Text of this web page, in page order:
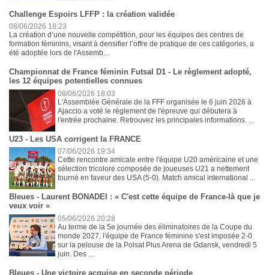
Challenge Espoirs LFFP : la création validée
08/06/2026 18:23
La création d’une nouvelle compétition, pour les équipes des centres de
formation féminins, visant à densifier l’offre de pratique de ces catégories, a
été adoptée lors de l'Assemb...
Championnat de France féminin Futsal D1 - Le règlement adopté,
les 12 équipes potentielles connues
08/06/2026 18:03
L'Assemblée Générale de la FFF organisée le 6 juin 2026 à
Ajaccio a voté le règlement de l'épreuve qui débutera à
l'entrée prochaine. Retrouvez les principales informations. ...
U23 - Les USA corrigent la FRANCE
07/06/2026 19:34
Cette rencontre amicale entre l'équipe U20 américaine et une
sélection tricolore composée de joueuses U21 a nettement
tourné en faveur des USA (5-0). Match amical international ...
Bleues - Laurent BONADEI : « C'est cette équipe de France-là que je
veux voir »
05/06/2026 20:28
Au terme de la 5e journée des éliminatoires de la Coupe du
monde 2027, l'équipe de France féminine s'est imposée 2-0
sur la pelouse de la Polsat Plus Arena de Gdansk, vendredi 5
juin. Des ...
Bleues - Une victoire acquise en seconde période